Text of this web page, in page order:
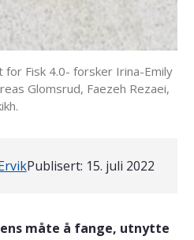
for Fisk 4.0- forsker Irina-Emily
Glomsrud, Faezeh Rezaei,
Publisert: 15. juli 2022
måte å fange, utnytte